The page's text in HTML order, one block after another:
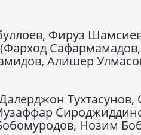
Фируз
Алишер
Тухтасунов,
Нозим